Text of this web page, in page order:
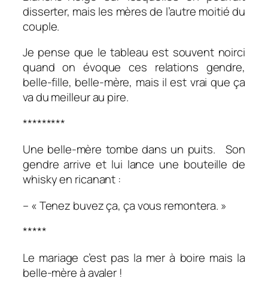
disserter, mais les mères de l’autre moitié du
couple.
Je pense que le tableau est souvent noirci
quand on évoque ces relations gendre,
belle-fille, belle-mère, mais il est vrai que ça
va du meilleur au pire.
*********
Une belle-mère tombe dans un puits. Son
gendre arrive et lui lance une bouteille de
whisky en ricanant :
– « Tenez buvez ça, ça vous remontera. »
*****
Le mariage c’est pas la mer à boire mais la
belle-mère à avaler !